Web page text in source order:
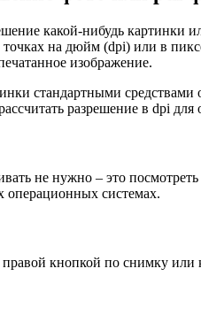
какой-нибудь картинки
точках на дюйм (dpi) или в
изображение.
стандартными
разрешение в dpi
не нужно – это
операционных системах.
кнопкой по снимку